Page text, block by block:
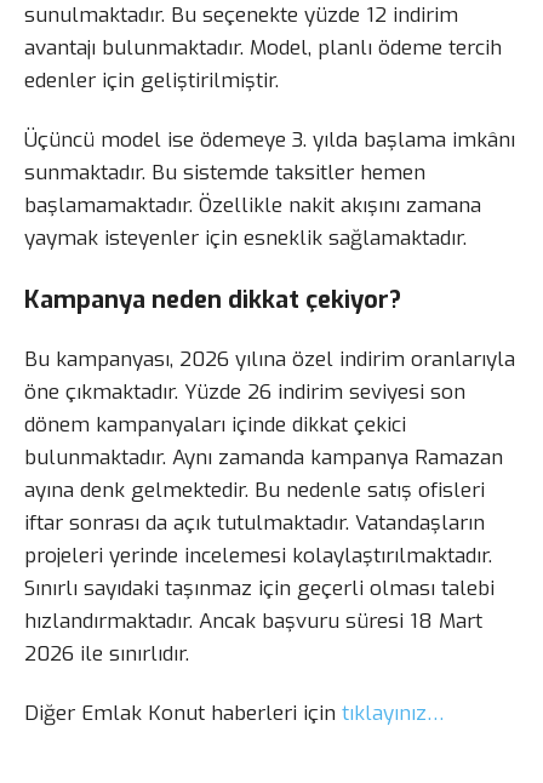
sunulmaktadır. Bu seçenekte yüzde 12 indirim
avantajı bulunmaktadır. Model, planlı ödeme tercih
edenler için geliştirilmiştir.
Üçüncü model ise ödemeye 3. yılda başlama imkânı
sunmaktadır. Bu sistemde taksitler hemen
başlamamaktadır. Özellikle nakit akışını zamana
yaymak isteyenler için esneklik sağlamaktadır.
Kampanya neden dikkat çekiyor?
Bu kampanyası, 2026 yılına özel indirim oranlarıyla
öne çıkmaktadır. Yüzde 26 indirim seviyesi son
dönem kampanyaları içinde dikkat çekici
bulunmaktadır. Aynı zamanda kampanya Ramazan
ayına denk gelmektedir. Bu nedenle satış ofisleri
iftar sonrası da açık tutulmaktadır. Vatandaşların
projeleri yerinde incelemesi kolaylaştırılmaktadır.
Sınırlı sayıdaki taşınmaz için geçerli olması talebi
hızlandırmaktadır. Ancak başvuru süresi 18 Mart
2026 ile sınırlıdır.
Diğer Emlak Konut haberleri için tıklayınız…